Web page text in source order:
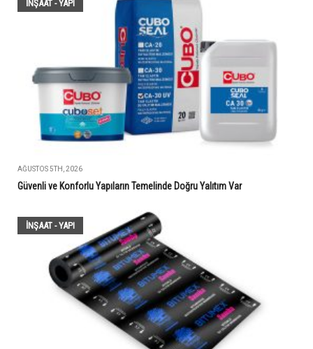
İNŞAAT - YAPI
AĞUSTOS 5TH, 2026
Güvenli ve Konforlu Yapıların Temelinde Doğru Yalıtım Var
İNŞAAT - YAPI